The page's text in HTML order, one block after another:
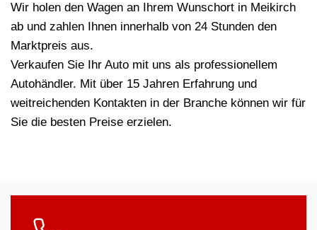
Wir holen den Wagen an Ihrem Wunschort in Meikirch
ab und zahlen Ihnen innerhalb von 24 Stunden den
Marktpreis aus.
Verkaufen Sie Ihr Auto mit uns als professionellem
Autohändler. Mit über 15 Jahren Erfahrung und
weitreichenden Kontakten in der Branche können wir für
Sie die besten Preise erzielen.